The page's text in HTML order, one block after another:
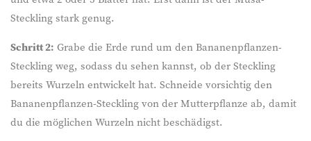
Steckling stark genug.
Schritt 2: Grabe die Erde rund um den Bananenpflanzen-
Steckling weg, sodass du sehen kannst, ob der Steckling
bereits Wurzeln entwickelt hat. Schneide vorsichtig den
Bananenpflanzen-Steckling von der Mutterpflanze ab, damit
du die möglichen Wurzeln nicht beschädigst.